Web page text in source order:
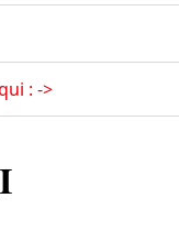
: ->